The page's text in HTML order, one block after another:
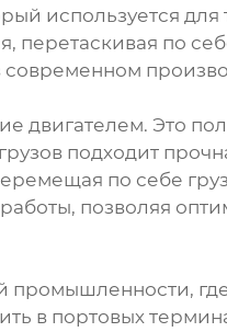
используется для
перетаскивая по
двигателем. Это
подходит
по себе
позволяя
в портовых